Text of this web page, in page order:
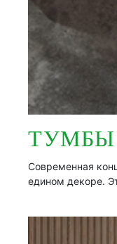
ТУМБЫ
Современная
едином декоре.